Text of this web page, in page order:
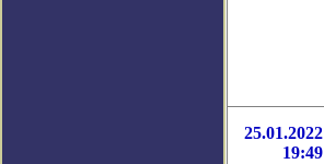
25.01.2022
19:49